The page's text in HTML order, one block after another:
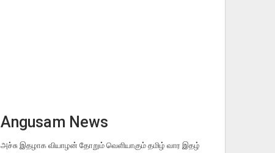
Angusam News
அச்சு இதழாக வியாழன் தோறும் வெளியாகும் தமிழ் வார இதழ்